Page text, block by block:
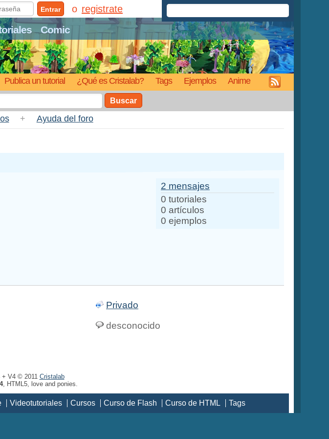
Comic
Publica un tutorial ¿Qué es Cristalab? Tags Ejemplos Anime
Entrar registrate
Buscar
+ Ayuda del foro
2 mensajes
0 tutoriales
0 artículos
0 ejemplos
Privado
desconocido
+ V4 © 2011 Cristalab
, HTML5, love and ponies.
Videotutoriales Cursos Curso de Flash Curso de HTML Tags